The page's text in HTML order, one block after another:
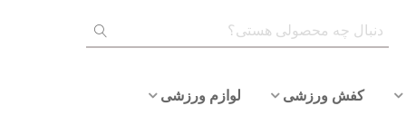
کفش ورزشی لوازم ورزشی